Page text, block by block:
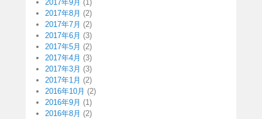
2017年9月 (1)
2017年8月 (2)
2017年7月 (2)
2017年6月 (3)
2017年5月 (2)
2017年4月 (3)
2017年3月 (3)
2017年1月 (2)
2016年10月 (2)
2016年9月 (1)
2016年8月 (2)